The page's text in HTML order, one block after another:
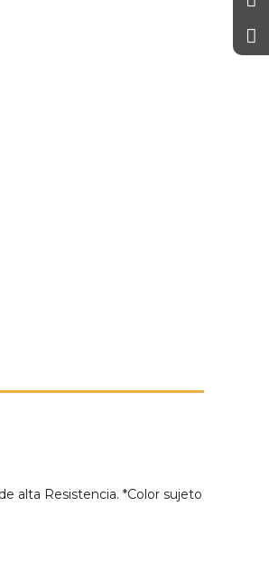
alta Resistencia. *Color sujeto